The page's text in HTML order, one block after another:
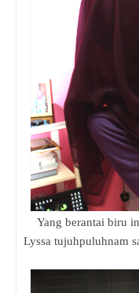
Yang berantai biru
Lyssa tujuhpuluhnam